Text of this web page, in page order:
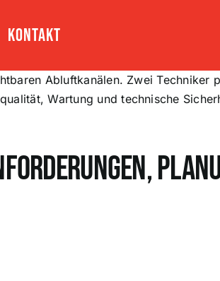
Kontakt